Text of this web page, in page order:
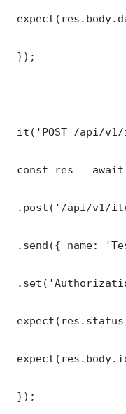
});
it('POST /api/
const res = await
.post('/api/v1/
.send({ name:
});